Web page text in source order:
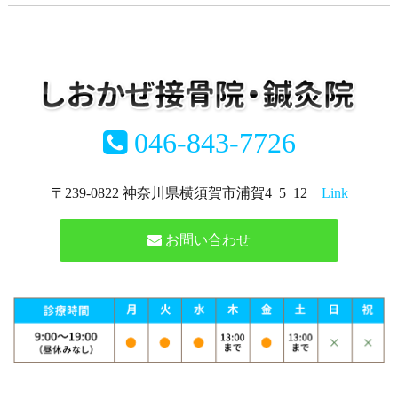
046-843-7726
〒239-0822 神奈川県横須賀市浦賀4ｰ5ｰ12 Link
お問い合わせ